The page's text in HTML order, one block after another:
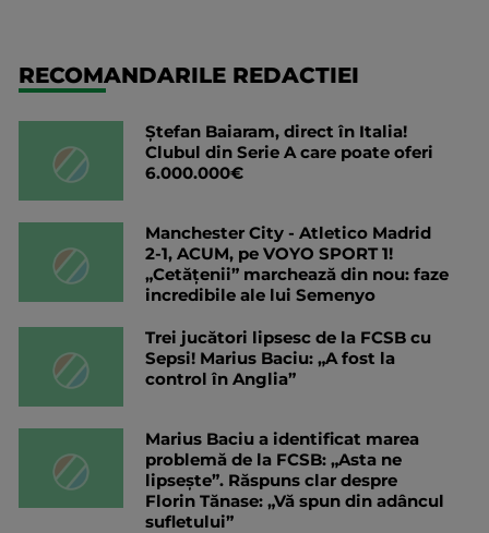
RECOMANDARILE REDACTIEI
Ștefan Baiaram, direct în Italia!
Clubul din Serie A care poate oferi
6.000.000€
Manchester City - Atletico Madrid
2-1, ACUM, pe VOYO SPORT 1!
„Cetățenii” marchează din nou: faze
incredibile ale lui Semenyo
Trei jucători lipsesc de la FCSB cu
Sepsi! Marius Baciu: „A fost la
control în Anglia”
Marius Baciu a identificat marea
problemă de la FCSB: „Asta ne
lipsește”. Răspuns clar despre
Florin Tănase: „Vă spun din adâncul
sufletului”